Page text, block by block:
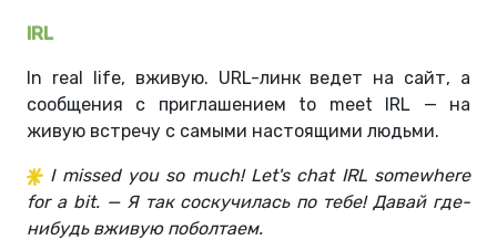
IRL
In real life, вживую. URL-линк ведет на сайт, а
сообщения с приглашением to meet IRL — на
живую встречу с самыми настоящими людьми.
I missed you so much! Let's chat IRL somewhere
for a bit. — Я так соскучилась по тебе! Давай где-
нибудь вживую поболтаем.